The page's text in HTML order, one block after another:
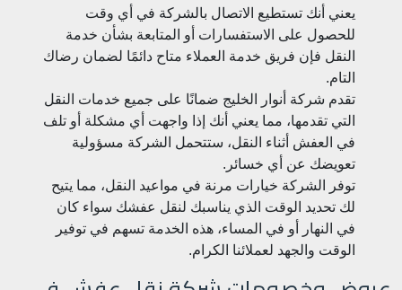
يعني أنك تستطيع الاتصال بالشركة في أي وقت
للحصول على الاستفسارات أو المتابعة بشأن خدمة
النقل فإن فريق خدمة العملاء متاح دائمًا لضمان رضاك
التام.
تقدم شركة أنوار الخليج ضمانًا على جميع خدمات النقل
التي تقدمها، مما يعني أنك إذا واجهت أي مشكلة أو تلف
في العفش أثناء النقل، ستتحمل الشركة مسؤولية
تعويضك عن أي خسائر.
توفر الشركة خيارات مرنة في مواعيد النقل، مما يتيح
لك تحديد الوقت الذي يناسبك لنقل عفشك سواء كان
في النهار أو في المساء، هذه الخدمة تسهم في توفير
الوقت والجهد لعملائنا الكرام.